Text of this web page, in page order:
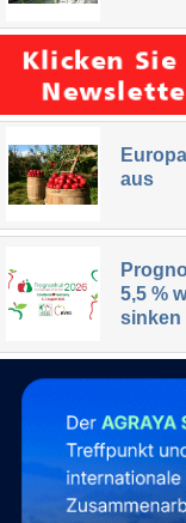
aus
5,5 %
sinken